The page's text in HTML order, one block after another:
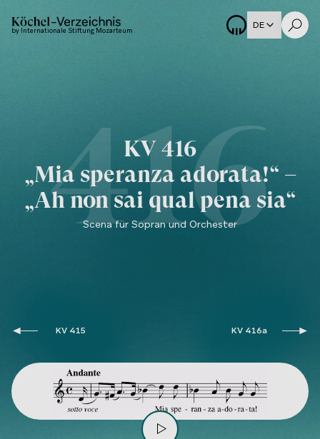
by Internationale Stiftung Mozarteum DE
KV 416
„Mia speranza adorata!“ –
„Ah non sai qual pena sia“
Scena für Sopran und Orchester
416
KV 415 KV 416a